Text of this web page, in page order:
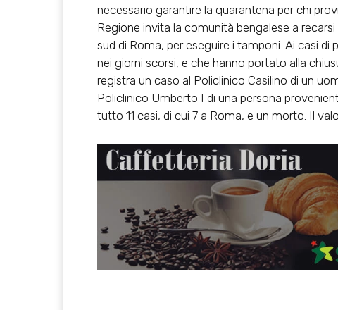
necessario garantire la quarantena per chi
Regione invita la comunità bengalese a
sud di Roma, per eseguire i tamponi. Ai casi
nei giorni scorsi, e che hanno portato alla
registra un caso al Policlinico Casilino di un
Policlinico Umberto I di una persona
tutto 11 casi, di cui 7 a Roma, e un morto. Il